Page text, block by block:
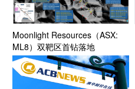
Moonlight Resources（ASX:
ML8）双靶区首钻落地
Clermont金铜梯队成型 勘探逻
辑步入数据验证高峰期